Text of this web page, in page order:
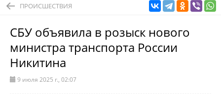
ПРОИСШЕСТВИЯ
СБУ объявила в розыск нового
министра транспорта России
Никитина
9 июля 2025 г., 02:07